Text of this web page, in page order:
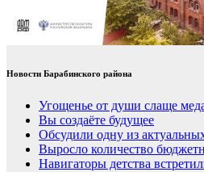
Новости Барабинского района
Угощенье от души слаще
Вы создаёте будущее
Обсудили одну из
Выросло количество
Навигаторы детства